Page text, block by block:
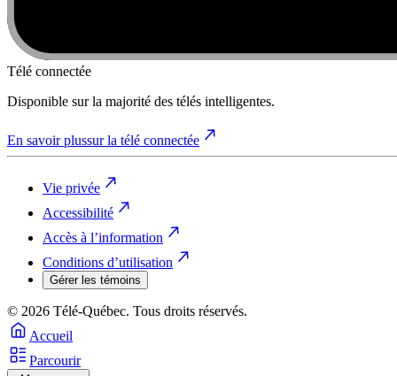
Télé connectée
Disponible sur la majorité des télés intelligentes.
En savoir plussur la télé connectée
Vie privée
Accessibilité
Accès à l’information
Conditions d’utilisation
Gérer les témoins
© 2026 Télé-Québec. Tous droits réservés.
Accueil
Parcourir